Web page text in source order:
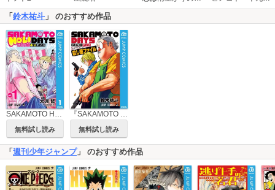
「 鈴木祐斗 」 のおすすめ作品
SAKAMOTO HOLIDAYS
無料試し読み
『SAKAMOTO DAYS』公式ファンブック
無料試し読み
「 週刊少年ジャンプ」 のおすすめ作品